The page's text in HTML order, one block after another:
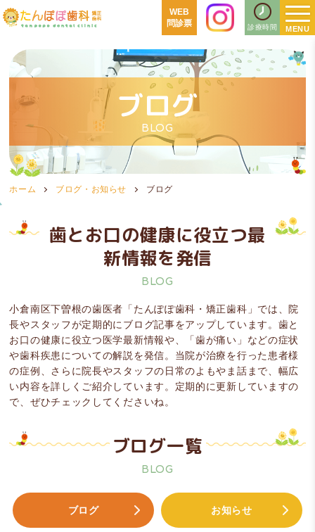
WEB
問診票
診療時間
ブログ
BLOG
ホーム ブログ・お知らせ ブログ
歯とお口の健康に役立つ最
新情報を発信
BLOG
小倉南区下曽根の歯医者「たんぽぽ歯科・矯正歯科」では、院
長やスタッフが定期的にブログ記事をアップしています。歯と
お口の健康に役立つ医学最新情報や、「歯が痛い」などの症状
や歯科疾患についての解説を発信。当院が治療を行った患者様
の症例、さらに院長やスタッフの日常のよもやま話まで、幅広
い内容を詳しくご紹介しています。定期的に更新していますの
で、ぜひチェックしてくださいね。
ブログ一覧
BLOG
ブログ お知らせ